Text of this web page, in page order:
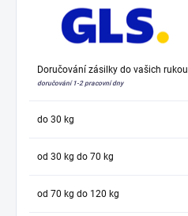
Doručování zásilky do vašich rukou
doručování 1-2 pracovní dny
do 30 kg
od 30 kg do 70 kg
od 70 kg do 120 kg